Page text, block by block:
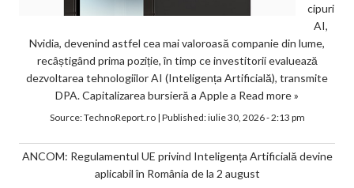
cipuri
AI,
Nvidia, devenind astfel cea mai valoroasă companie din lume,
recâștigând prima poziție, în timp ce investitorii evaluează
dezvoltarea tehnologiilor AI (Inteligența Artificială), transmite
DPA. Capitalizarea bursieră a Apple a Read more »
Source:TechnoReport.ro| Published:iulie 30, 2026 - 2:13 pm
ANCOM: Regulamentul UE privind Inteligența Artificială devine
aplicabil în România de la 2 august